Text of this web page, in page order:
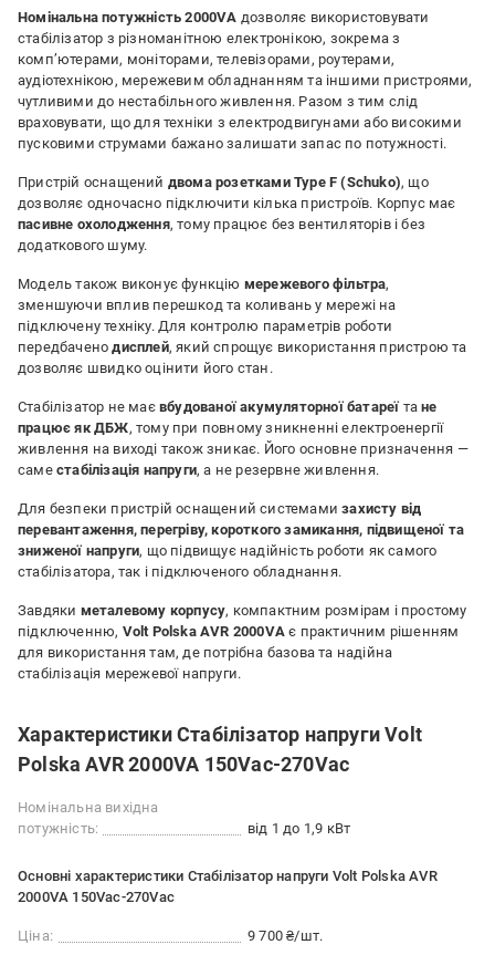
Номінальна потужність 2000VA дозволяє використовувати
стабілізатор з різноманітною електронікою, зокрема з
комп’ютерами, моніторами, телевізорами, роутерами,
аудіотехнікою, мережевим обладнанням та іншими пристроями,
чутливими до нестабільного живлення. Разом з тим слід
враховувати, що для техніки з електродвигунами або високими
пусковими струмами бажано залишати запас по потужності.
Пристрій оснащений двома розетками Type F (Schuko), що
дозволяє одночасно підключити кілька пристроїв. Корпус має
пасивне охолодження, тому працює без вентиляторів і без
додаткового шуму.
Модель також виконує функцію мережевого фільтра,
зменшуючи вплив перешкод та коливань у мережі на
підключену техніку. Для контролю параметрів роботи
передбаченодисплей, який спрощує використання пристрою та
дозволяє швидко оцінити його стан.
Стабілізатор не має вбудованої акумуляторної батареї тане
працює як ДБЖ, тому при повному зникненні електроенергії
живлення на виході також зникає. Його основне призначення —
саме стабілізація напруги, а не резервне живлення.
Для безпеки пристрій оснащений системамизахисту від
перевантаження, перегріву, короткого замикання, підвищеної та
зниженої напруги, що підвищує надійність роботи як самого
стабілізатора, так і підключеного обладнання.
Завдяки металевому корпусу, компактним розмірам і простому
підключенню, Volt Polska AVR 2000VA є практичним рішенням
для використання там, де потрібна базова та надійна
стабілізація мережевої напруги.
Характеристики Стабілізатор напруги Volt
Polska AVR 2000VA 150Vac-270Vac
Номінальна вихідна
потужність:
від 1 до 1,9 кВт
Основні характеристики Стабілізатор напруги Volt Polska AVR
2000VA 150Vac-270Vac
Ціна: 9 700 ₴/шт.